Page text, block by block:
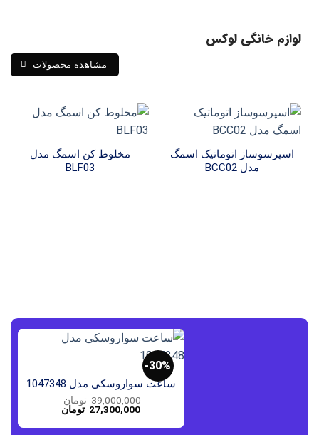
لوازم خانگی لوکس
مشاهده محصولات
اسپرسوساز اتوماتیک اسمگ
مدل BCC02
مخلوط کن اسمگ مدل
BLF03
30%-
ساعت سواروسکی مدل 1047348
39,000,000 تومان
قیمت
اصلی:
39,000,000 تومان
27,300,000 تومانقیمت
27,300,000 تومان.